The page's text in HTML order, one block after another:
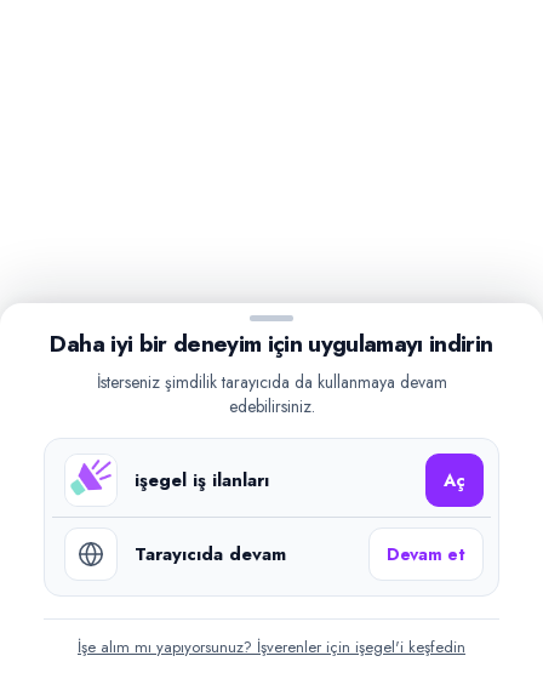
Daha iyi bir deneyim için uygulamayı indirin
İsterseniz şimdilik tarayıcıda da kullanmaya devam
edebilirsiniz.
işegel iş ilanları Aç
Tarayıcıda devam Devam et
İşe alım mı yapıyorsunuz? İşverenler için işegel'i keşfedin